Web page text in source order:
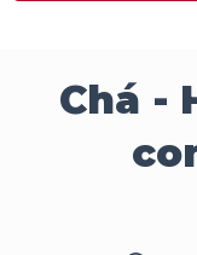
Chá -